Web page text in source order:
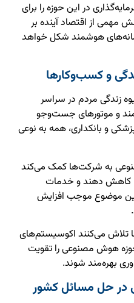
در این حوزه را برای
مهمی از اقتصاد آینده بر
هوشمند شکل خواهد
و کسب‌وکارها
زندگی مردم در سراسر
و موتورهای جست‌وجو
و بانکداری، همه به نوعی
به شرکت‌ها کمک می‌کند
را کاهش دهند و خدمات
موضوع موجب افزایش
تلاش می‌کنند اکوسیستم‌های
هوش مصنوعی را تقویت
بهره‌مند شوند.
در حل مسائل کشور